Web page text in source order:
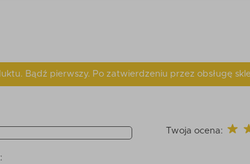
Bądź pierwszy. Po zatwierdzeniu przez obsługę
Twoja ocena: